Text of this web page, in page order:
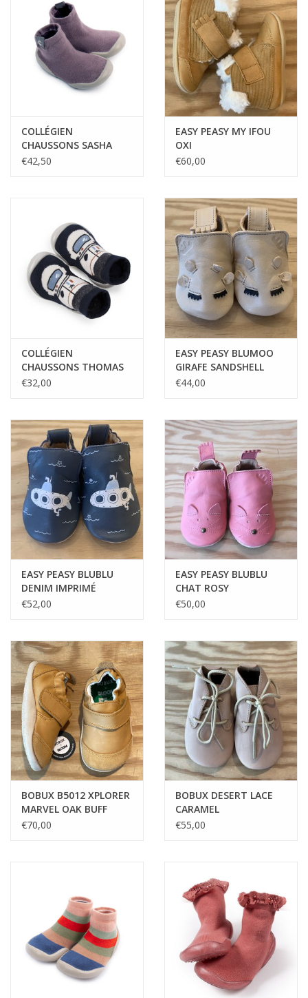
COLLÉGIEN
CHAUSSONS SASHA
GLYCINE DU JAPON
€42,50
EASY PEASY MY IFOU
OXI
€60,00
COLLÉGIEN
CHAUSSONS THOMAS
€32,00
EASY PEASY BLUMOO
GIRAFE SANDSHELL
€44,00
EASY PEASY BLUBLU
DENIM IMPRIMÉ
SOUSMARIN
€52,00
EASY PEASY BLUBLU
CHAT ROSY
€50,00
BOBUX B5012 XPLORER
MARVEL OAK BUFF
€70,00
BOBUX DESERT LACE
CARAMEL
€55,00